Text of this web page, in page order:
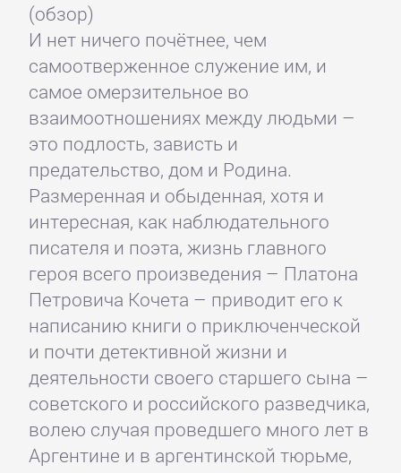
(обзор)
И нет ничего почётнее, чем
самоотверженное служение им, и
самое омерзительное во
взаимоотношениях между людьми –
это подлость, зависть и
предательство, дом и Родина.
Размеренная и обыденная, хотя и
интересная, как наблюдательного
писателя и поэта, жизнь главного
героя всего произведения – Платона
Петровича Кочета – приводит его к
написанию книги о приключенческой
и почти детективной жизни и
деятельности своего старшего сына –
советского и российского разведчика,
волею случая проведшего много лет в
Аргентине и в аргентинской тюрьме,